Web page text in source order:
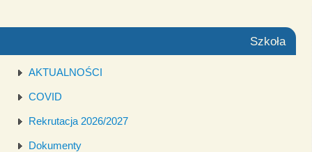
Szkoła
AKTUALNOŚCI
COVID
Rekrutacja 2026/2027
Dokumenty